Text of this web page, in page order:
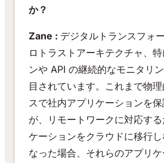
か？
Zane : デジタルトランスフォ
ロトラストアーキテクチャ、
ンや API の継続的なモニタリ
目されています。これまで物
スで社内アプリケーションを
が、リモートワークに対応す
ケーションをクラウドに移行し
なった場合、それらのアプリ